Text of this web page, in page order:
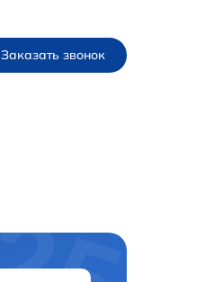
Заказать звонок